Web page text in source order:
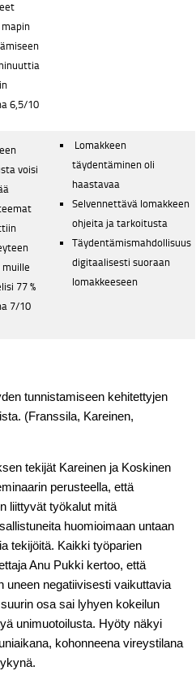
mapin
6,5/10
voisi
muille
77 %
7/10
Lomakkeen
täydentäminen oli
haastavaa
Selvennettävä lomakkeen
ohjeita ja tarkoitusta
Täydentämismahdollisuus
digitaalisesti suoraan
lomakkeeseen
tunnistamiseen kehitettyjen
(Franssila, Kareinen,
tekijät Kareinen ja Koskinen
perusteella, että
liittyvät työkalut mitä
huomioimaan untaan
tekijöitä. Kaikki työparien
Anu Pukki kertoo, että
uneen negatiivisesti vaikuttavia
osa sai lyhyen kokeilun
unimuotoilusta. Hyöty näkyi
kohonneena vireystilana